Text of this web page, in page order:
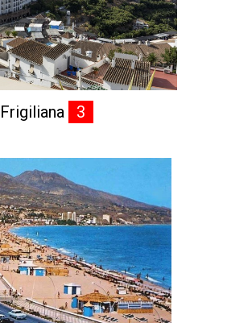
Frigiliana 3